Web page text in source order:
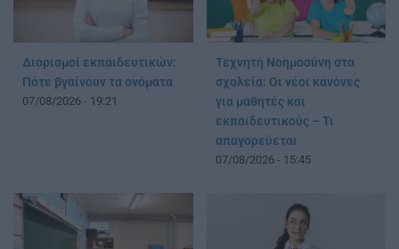
Διορισμοί εκπαιδευτικών:
Πότε βγαίνουν τα ονόματα
07/08/2026 - 19:21
Τεχνητή Νοημοσύνη στα
σχολεία: Οι νέοι κανόνες
για μαθητές και
εκπαιδευτικούς – Τι
απαγορεύεται
07/08/2026 - 15:45